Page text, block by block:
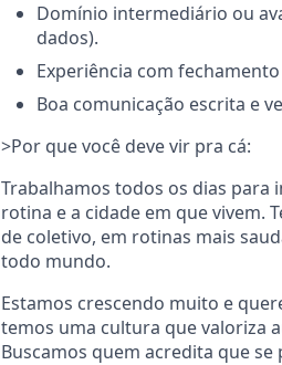
Domínio intermediário ou
dados).
Experiência com
Boa comunicação escrita e
>Por que você deve vir pra cá:
Trabalhamos todos os dias
rotina e a cidade em que vivem.
de coletivo, em rotinas mais
todo mundo.
Estamos crescendo muito e
temos uma cultura que valoriza
Buscamos quem acredita que